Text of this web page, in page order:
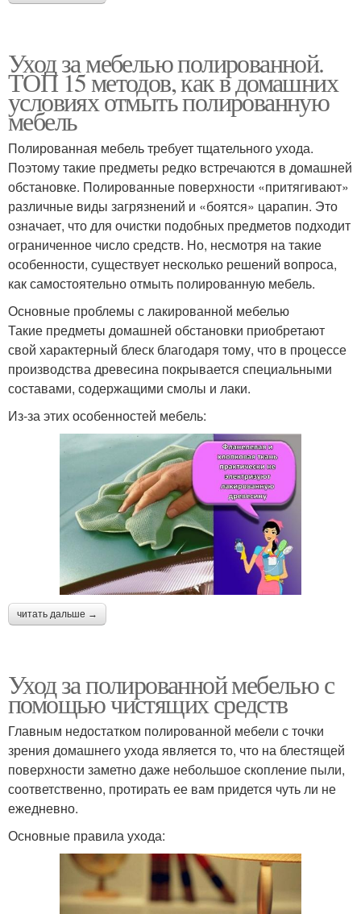
Уход за мебелью полированной.
ТОП 15 методов, как в домашних
условиях отмыть полированную
мебель
Полированная мебель требует тщательного ухода.
Поэтому такие предметы редко встречаются в домашней
обстановке. Полированные поверхности «притягивают»
различные виды загрязнений и «боятся» царапин. Это
означает, что для очистки подобных предметов подходит
ограниченное число средств. Но, несмотря на такие
особенности, существует несколько решений вопроса,
как самостоятельно отмыть полированную мебель.
Основные проблемы с лакированной мебелью
Такие предметы домашней обстановки приобретают
свой характерный блеск благодаря тому, что в процессе
производства древесина покрывается специальными
составами, содержащими смолы и лаки.
Из-за этих особенностей мебель:
читать дальше →
Уход за полированной мебелью с
помощью чистящих средств
Главным недостатком полированной мебели с точки
зрения домашнего ухода является то, что на блестящей
поверхности заметно даже небольшое скопление пыли,
соответственно, протирать ее вам придется чуть ли не
ежедневно.
Основные правила ухода: